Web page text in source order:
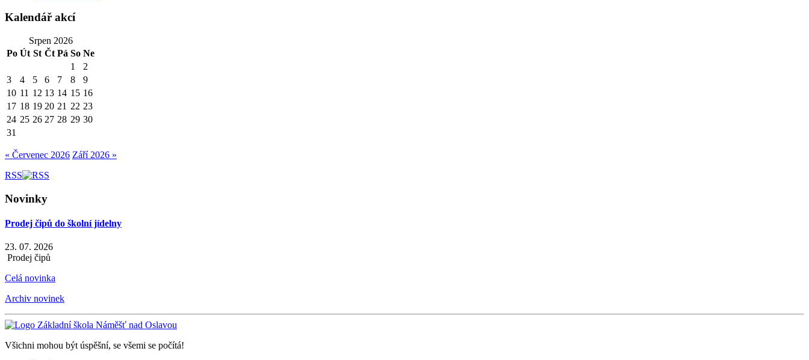
Kalendář akcí
Srpen 2026
Po Út St Čt Pá So Ne
1
2
3
4 5 6 7 8
9
10 11 12 13 14 15 16
17 18 19 20 21 22 23
24 25 26 27 28 29 30
31
« Červenec 2026 Září 2026 »
RSS
Novinky
Prodej čipů do školní jídelny
23. 07. 2026
Prodej čipů
Celá novinka
Archiv novinek
Všichni mohou být úspěšní, se všemi se počítá!